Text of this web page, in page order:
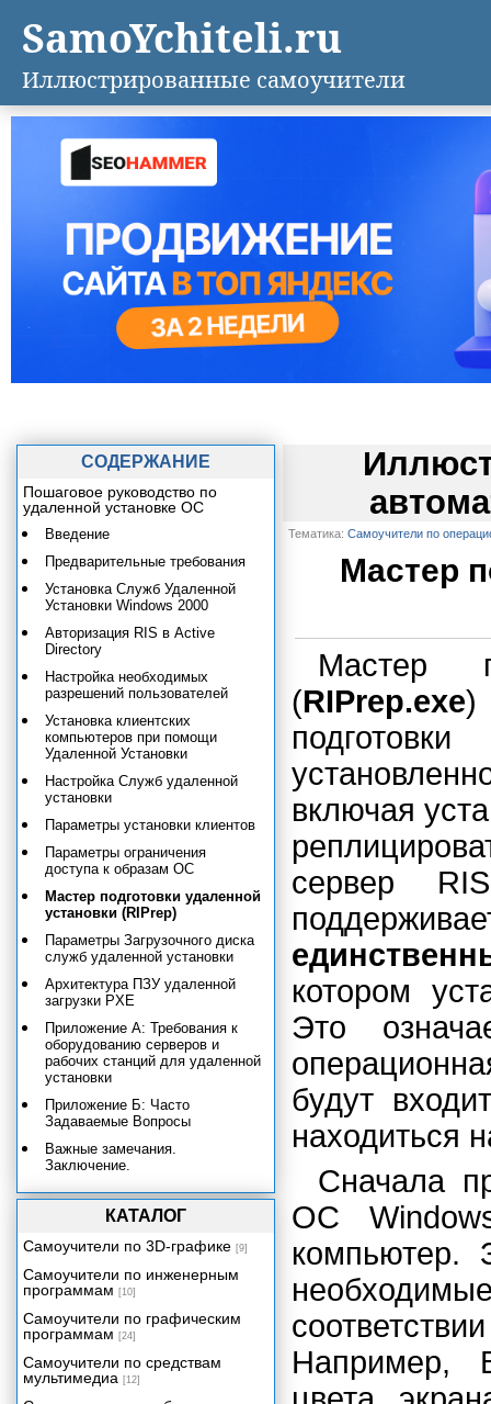
Тематика: Самоучители по
Мастер
Мастер
(RIPrep.exe)
включая
сервер
котором
Это
будут
находиться
Сначала
ОС
компьютер.
Например,
СОДЕРЖАНИЕ
Пошаговое руководство по
удаленной установке ОС
Введение
Предварительные требования
Установка Служб Удаленной
Установки Windows 2000
Авторизация RIS в Active
Directory
Настройка необходимых
разрешений пользователей
Установка клиентских
компьютеров при помощи
Удаленной Установки
Настройка Служб удаленной
установки
Параметры установки клиентов
Параметры ограничения
доступа к образам ОС
Мастер подготовки удаленной
установки (RIPrep)
Параметры Загрузочного диска
служб удаленной установки
Архитектура ПЗУ удаленной
загрузки PXE
Приложение A: Требования к
оборудованию серверов и
рабочих станций для удаленной
установки
Приложение Б: Часто
Задаваемые Вопросы
Важные замечания.
Заключение.
Удаленная установка
операционной системы
Развертывание Windows 2000
при помощи пакета
администрирования Internet
Explorer (IEAK)
Как упростить развертывание
настольных систем Windows 2000
Пошаговое руководство по
переходу на Windows Vista
КАТАЛОГ
Самоучители по 3D-графике [9]
Самоучители по инженерным
программам [10]
Самоучители по графическим
программам [24]
Самоучители по средствам
мультимедиа [12]
SamoYchiteli.ru
Иллюстрированные самоучители